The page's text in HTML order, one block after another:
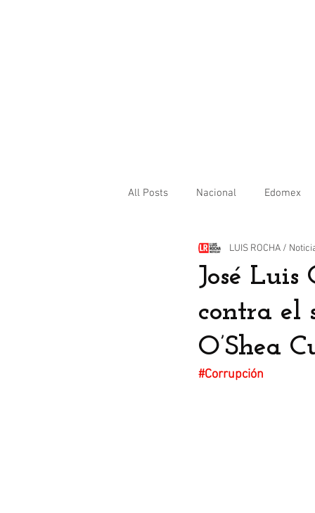
All Posts Nacional Edomex
Internacional
José
contra el
O’Shea
LUIS ROCHA /
#Corrupción